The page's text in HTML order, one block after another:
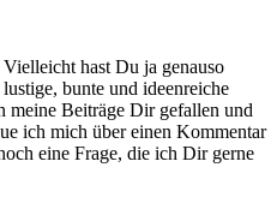
hast Du ja genauso
bunte und ideenreiche
meine Beiträge Dir gefallen und
ich mich über einen Kommentar
eine Frage, die ich Dir gerne